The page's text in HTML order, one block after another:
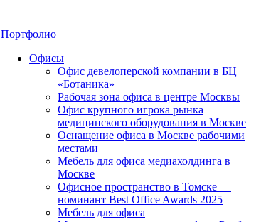
Портфолио
Офисы
Офис девелоперской компании в БЦ
«Ботаника»
Рабочая зона офиса в центре Москвы
Офис крупного игрока рынка
медицинского оборудования в Москве
Оснащение офиса в Москве рабочими
местами
Мебель для офиса медиахолдинга в
Москве
Офисное пространство в Томске —
номинант Best Office Awards 2025
Мебель для офиса